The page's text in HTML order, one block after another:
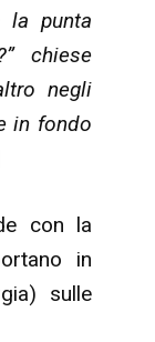
la punta
chiese
negli
in fondo
con la
in
sulle